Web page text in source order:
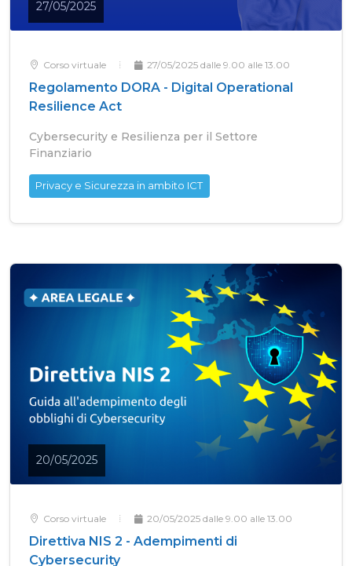
27/05/2025
Corso virtuale 27/05/2025 dalle 9.00 alle 13.00
Regolamento DORA - Digital Operational
Resilience Act
Cybersecurity e Resilienza per il Settore
Finanziario
Privacy e Sicurezza in ambito ICT
20/05/2025
Corso virtuale 20/05/2025 dalle 9.00 alle 13.00
Direttiva NIS 2 - Adempimenti di
Cybersecurity